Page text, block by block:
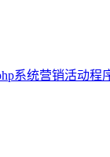
系统营销活动